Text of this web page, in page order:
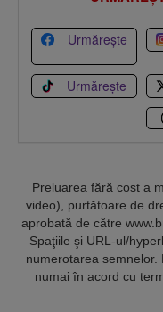
Urmărește
Urmărește
Preluarea fără cost a
video), purtătoare de
aprobată de către
Spaţiile şi URL-ul/
numerotarea
numai în acord cu